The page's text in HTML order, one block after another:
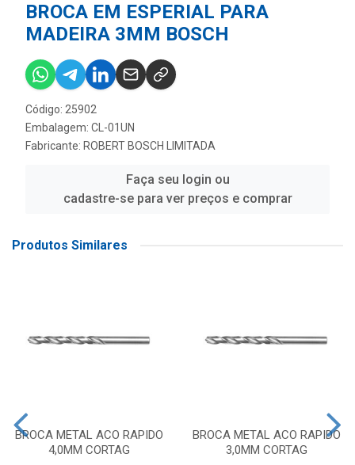
BROCA EM ESPERIAL PARA
MADEIRA 3MM BOSCH
Código: 25902
Embalagem: CL-01UN
Fabricante: ROBERT BOSCH LIMITADA
Faça seu login ou
cadastre-se para ver preços e comprar
Produtos Similares
BROCA METAL ACO RAPIDO
4,0MM CORTAG
BROCA METAL ACO RAPIDO
3,0MM CORTAG